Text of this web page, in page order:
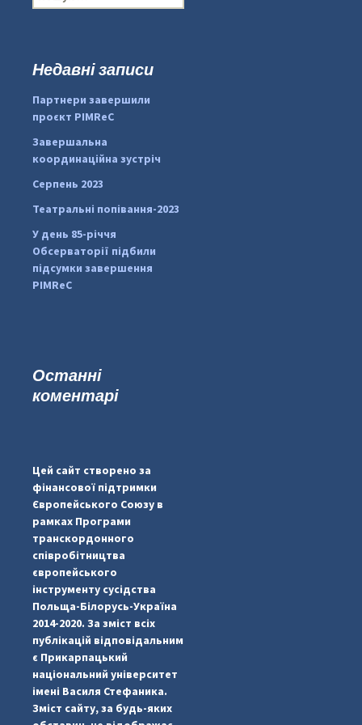
#PipIvanToday
pimrec_project
о
:Недавні записи
Партнери завершили
проєкт PIMReC
Завершальна
координаційна зустріч
Серпень 2023
Театральні попівання-2023
У день 85-річчя
Обсерваторії підбили
підсумки завершення
PIMReC
Останні
коментарі
Цей сайт створено за
фінансової підтримки
Європейського Союзу в
рамках Програми
транскордонного
співробітництва
європейського
інструменту сусідства
Польща-Білорусь-Україна
2014-2020. За зміст всіх
публікацій відповідальним
є Прикарпацький
національний університет
імені Василя Стефаника.
Зміст сайту, за будь-яких